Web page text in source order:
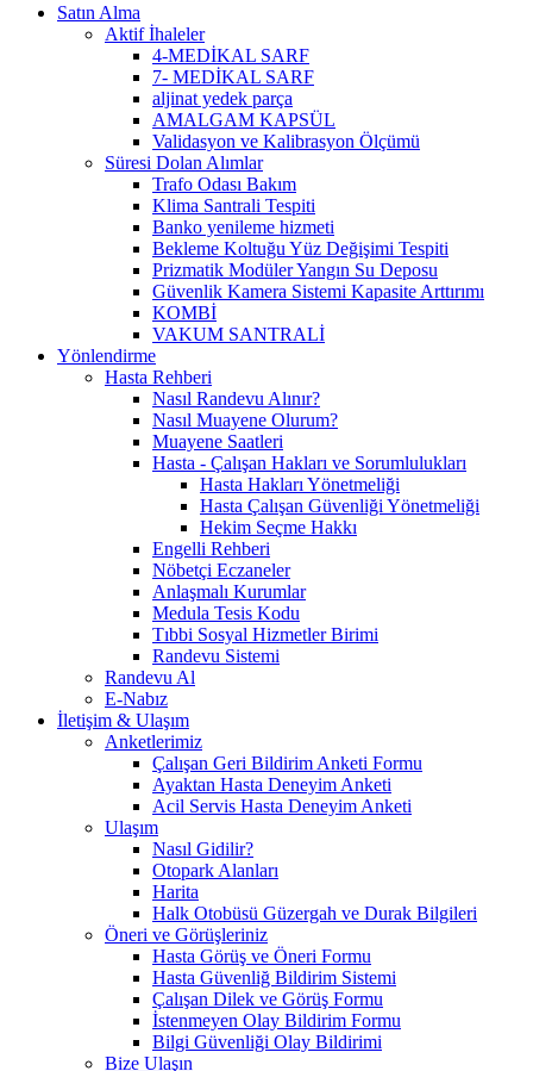
Satın Alma
Aktif İhaleler
4-MEDİKAL SARF
7- MEDİKAL SARF
aljinat yedek parça
AMALGAM KAPSÜL
Validasyon ve Kalibrasyon Ölçümü
Süresi Dolan Alımlar
Trafo Odası Bakım
Klima Santrali Tespiti
Banko yenileme hizmeti
Bekleme Koltuğu Yüz Değişimi Tespiti
Prizmatik Modüler Yangın Su Deposu
Güvenlik Kamera Sistemi Kapasite Arttırımı
KOMBİ
VAKUM SANTRALİ
Yönlendirme
Hasta Rehberi
Nasıl Randevu Alınır?
Nasıl Muayene Olurum?
Muayene Saatleri
Hasta - Çalışan Hakları ve Sorumlulukları
Hasta Hakları Yönetmeliği
Hasta Çalışan Güvenliği Yönetmeliği
Hekim Seçme Hakkı
Engelli Rehberi
Nöbetçi Eczaneler
Anlaşmalı Kurumlar
Medula Tesis Kodu
Tıbbi Sosyal Hizmetler Birimi
Randevu Sistemi
Randevu Al
E-Nabız
İletişim & Ulaşım
Anketlerimiz
Çalışan Geri Bildirim Anketi Formu
Ayaktan Hasta Deneyim Anketi
Acil Servis Hasta Deneyim Anketi
Ulaşım
Nasıl Gidilir?
Otopark Alanları
Harita
Halk Otobüsü Güzergah ve Durak Bilgileri
Öneri ve Görüşleriniz
Hasta Görüş ve Öneri Formu
Hasta Güvenliğ Bildirim Sistemi
Çalışan Dilek ve Görüş Formu
İstenmeyen Olay Bildirim Formu
Bilgi Güvenliği Olay Bildirimi
Bize Ulaşın